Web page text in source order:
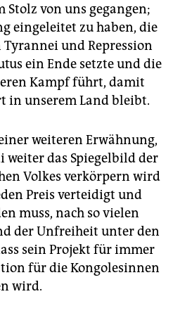
Stolz von uns gegangen;
eingeleitet zu haben, die
und Repression
ein Ende setzte und die
Kampf führt, damit
in unserem Land bleibt.
weiteren Erwähnung,
weiter das Spiegelbild der
Volkes verkörpern wird
Preis verteidigt und
muss, nach so vielen
der Unfreiheit unter den
sein Projekt für immer
für die Kongolesinnen
wird.